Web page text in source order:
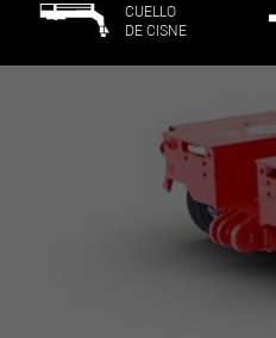
CUELLO
DE CISNE